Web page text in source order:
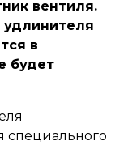
вентиля.
в
будет
специального